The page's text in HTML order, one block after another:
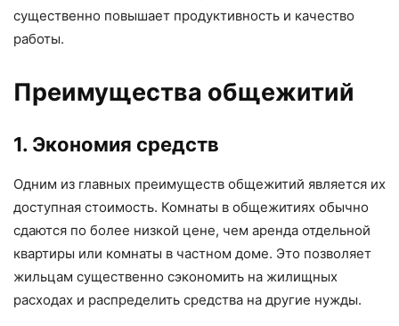
существенно повышает продуктивность и качество
работы.
Преимущества общежитий
1. Экономия средств
Одним из главных преимуществ общежитий является их
доступная стоимость. Комнаты в общежитиях обычно
сдаются по более низкой цене, чем аренда отдельной
квартиры или комнаты в частном доме. Это позволяет
жильцам существенно сэкономить на жилищных
расходах и распределить средства на другие нужды.